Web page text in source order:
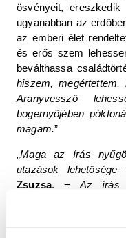
ösvényeit,
ugyanabban az
az emberi élet
és erős szem
beválthassa
hiszem,
Aranyvessző
bogernyőjében
magam.”
„Maga az írás
utazások lehetősége
Zsuzsa. − Az írás